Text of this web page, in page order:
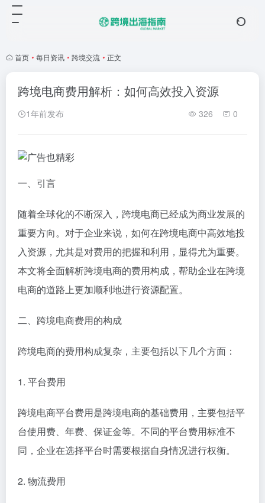
首页 • 每日资讯 • 跨境交流 • 正文
跨境电商费用解析：如何高效投入资源
1年前发布 326 0
一、引言
随着全球化的不断深入，跨境电商已经成为商业发展的
重要方向。对于企业来说，如何在跨境电商中高效地投
入资源，尤其是对费用的把握和利用，显得尤为重要。
本文将全面解析跨境电商的费用构成，帮助企业在跨境
电商的道路上更加顺利地进行资源配置。
二、跨境电商费用的构成
跨境电商的费用构成复杂，主要包括以下几个方面：
1. 平台费用
跨境电商平台费用是跨境电商的基础费用，主要包括平
台使用费、年费、保证金等。不同的平台费用标准不
同，企业在选择平台时需要根据自身情况进行权衡。
2. 物流费用